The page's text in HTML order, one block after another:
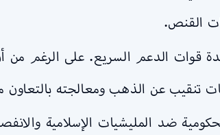
القنص.
قوات الدعم السريع. على الرغم من
تنقيب عن الذهب ومعالجته